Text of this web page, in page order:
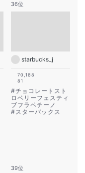
36位
starbucks_j
70,188
81
#チョコレートスト
ロベリーフェスティ
ブフラペチーノ
#スターバックス
39位